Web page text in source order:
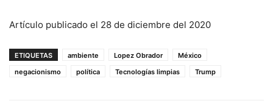
Artículo publicado el 28 de diciembre del 2020
ETIQUETAS ambiente Lopez Obrador
México
negacionismo
política Tecnologías limpias Trump